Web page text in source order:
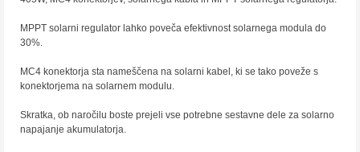
MPPT solarni regulator lahko poveča efektivnost solarnega modula do
30%.
MC4 konektorja sta nameščena na solarni kabel, ki se tako poveže s
konektorjema na solarnem modulu.
Skratka, ob naročilu boste prejeli vse potrebne sestavne dele za solarno
napajanje akumulatorja.